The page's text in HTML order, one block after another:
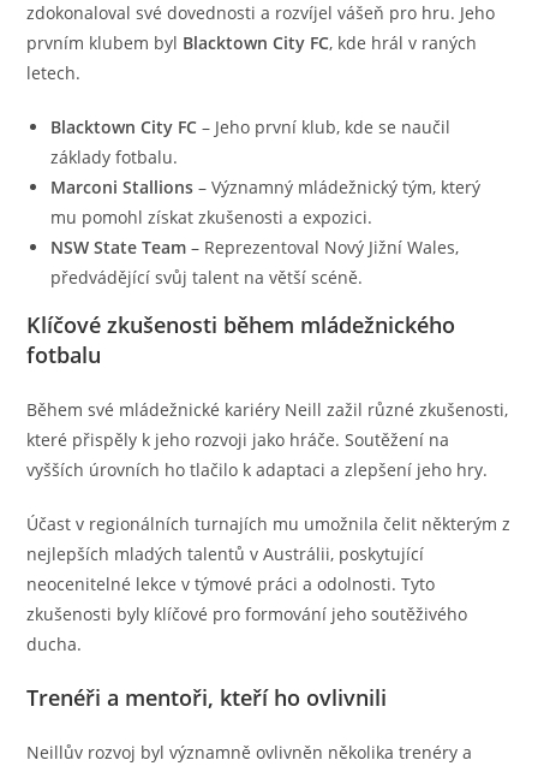
zdokonaloval své dovednosti a rozvíjel vášeň pro hru. Jeho
prvním klubem byl Blacktown City FC, kde hrál v raných
letech.
Blacktown City FC – Jeho první klub, kde se naučil
základy fotbalu.
Marconi Stallions – Významný mládežnický tým, který
mu pomohl získat zkušenosti a expozici.
NSW State Team – Reprezentoval Nový Jižní Wales,
předvádějící svůj talent na větší scéně.
Klíčové zkušenosti během mládežnického
fotbalu
Během své mládežnické kariéry Neill zažil různé zkušenosti,
které přispěly k jeho rozvoji jako hráče. Soutěžení na
vyšších úrovních ho tlačilo k adaptaci a zlepšení jeho hry.
Účast v regionálních turnajích mu umožnila čelit některým z
nejlepších mladých talentů v Austrálii, poskytující
neocenitelné lekce v týmové práci a odolnosti. Tyto
zkušenosti byly klíčové pro formování jeho soutěživého
ducha.
Trenéři a mentoři, kteří ho ovlivnili
Neillův rozvoj byl významně ovlivněn několika trenéry a